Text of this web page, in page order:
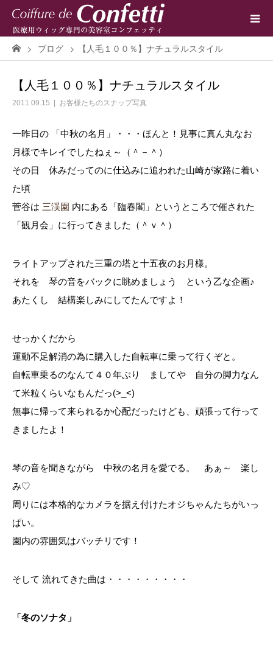
ブログ 【人毛１００％】ナチュラルスタイル
【人毛１００％】ナチュラルスタイル
2011.09.15 お客様たちのスナップ写真
一昨日の 「中秋の名月」・・・ほんと！見事に真ん丸なお
月様でキレイでしたねぇ～（＾－＾）
その日 休みだってのに仕込みに追われた山崎が家路に着い
た頃
菅谷は 三渓園 内にある「臨春閣」というところで催された
「観月会」に行ってきました（＾ｖ＾）
ライトアップされた三重の塔と十五夜のお月様。
それを 琴の音をバックに眺めましょう という乙な企画♪
あたくし 結構楽しみにしてたんですよ！
せっかくだから
運動不足解消の為に購入した自転車に乗って行くぞと。
自転車乗るのなんて４０年ぶり ましてや 自分の脚力なん
て米粒くらいなもんだっ(>_<)
無事に帰って来られるか心配だったけども、頑張って行って
きましたよ！
琴の音を聞きながら 中秋の名月を愛でる。 あぁ～ 楽し
み♡
周りには本格的なカメラを据え付けたオジちゃんたちがいっ
ぱい。
園内の雰囲気はバッチリです！
そして 流れてきた曲は・・・・・・・・・
「冬のソナタ」